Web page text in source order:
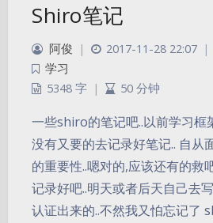
Shiro笔记
阿俊 | 2017-11-28 22:07 |
学习
5348 字 | 50 分钟
一些shiro的笔记吧..以前学习框
没有又要的去记录好笔记.. 自从
的重要性..嗯对的,应该还有的救
记录好吧..明天或者后天自己去
认证出来的..不然我又怕忘记了